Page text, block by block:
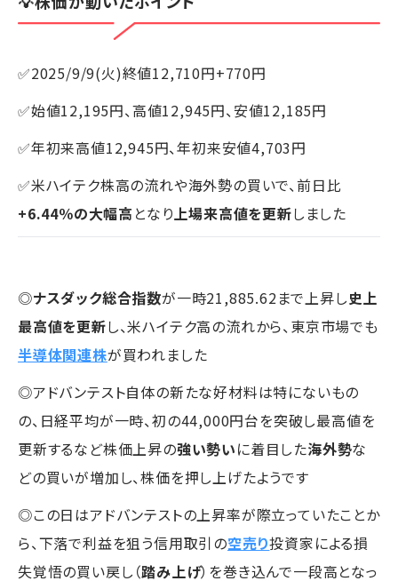
✅2025/9/9(火)終値12,710円+770円
✅始値12,195円、高値12,945円、安値12,185円
✅年初来高値12,945円、年初来安値4,703円
✅米ハイテク株高の流れや海外勢の買いで、前日比
+6.44％の大幅高 となり上場来高値を更新しました
◎ナスダック総合指数が一時21,885.62まで上昇し史上
最高値を更新し、米ハイテク高の流れから、東京市場でも
半導体関連株が買われました
◎アドバンテスト自体の新たな好材料は特にないもの
の、日経平均が一時、初の44,000円台を突破し最高値を
更新するなど株価上昇の強い勢いに着目した海外勢な
どの買いが増加し、株価を押し上げたようです
◎この日はアドバンテストの上昇率が際立っていたことか
ら、下落で利益を狙う信用取引の空売り投資家による損
失覚悟の買い戻し（踏み上げ）を巻き込んで一段高となっ